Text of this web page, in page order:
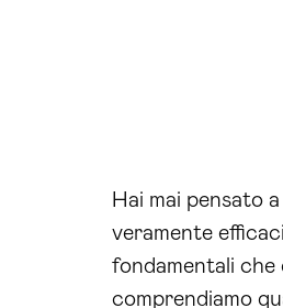
Hai mai pensato
veramente
fondamentali che
comprendiamo